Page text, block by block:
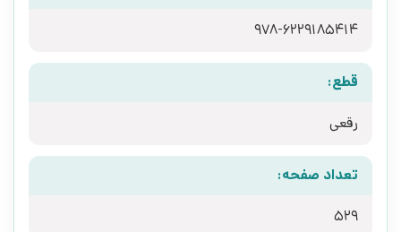
978-6229185414
قطع:
رقعی
تعداد صفحه:
529